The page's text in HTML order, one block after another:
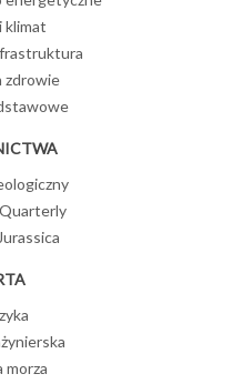
klimat
zdrowie
morza